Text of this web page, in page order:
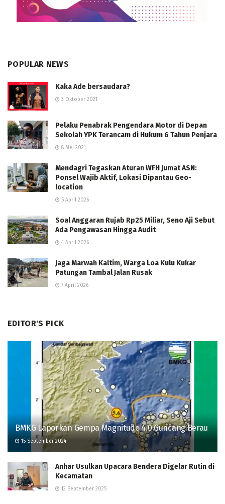
POPULAR NEWS
Kaka Ade bersaudara?
3 Oktober 2021
Pelaku Penabrak Pengendara Motor di Depan
Sekolah YPK Terancam di Hukum 6 Tahun Penjara
8 Mei 2021
Mendagri Tegaskan Aturan WFH Jumat ASN:
Ponsel Wajib Aktif, Lokasi Dipantau Geo-
location
5 April 2026
Soal Anggaran Rujab Rp25 Miliar, Seno Aji Sebut
Ada Pengawasan Hingga Audit
4 April 2026
Jaga Marwah Kaltim, Warga Loa Kulu Kukar
Patungan Tambal Jalan Rusak
7 April 2026
EDITOR'S PICK
BMKG Laporkan Gempa Magnitudo 4.0 Guncang Berau
15 September 2024
Anhar Usulkan Upacara Bendera Digelar Rutin di
Kecamatan
12 September 2025